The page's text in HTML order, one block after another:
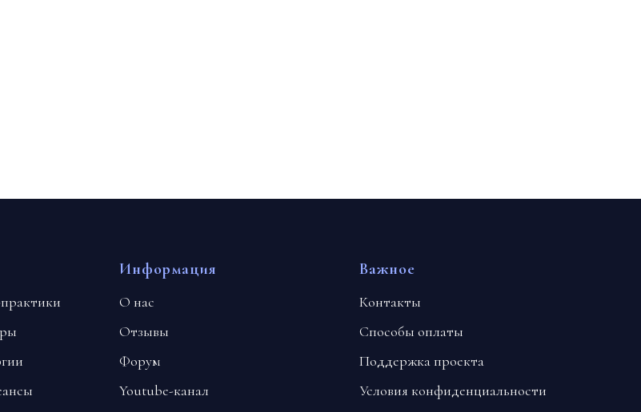
Информация
О нас
Отзывы
Форум
Youtube-канал
Важное
Контакты
Способы оплаты
Поддержка проекта
Условия конфиденциальности